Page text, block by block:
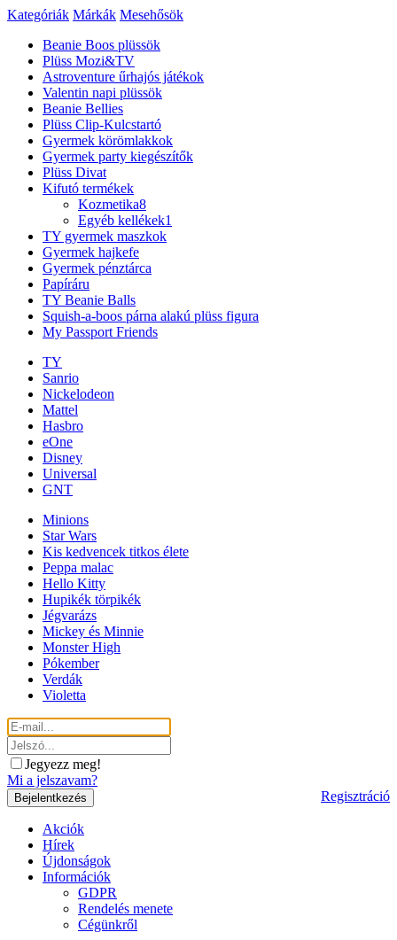
Kategóriák Márkák Mesehősök
Beanie Boos plüssök
Plüss Mozi&TV
Astroventure űrhajós játékok
Valentin napi plüssök
Beanie Bellies
Plüss Clip-Kulcstartó
Gyermek körömlakkok
Gyermek party kiegészítők
Plüss Divat
Kifutó termékek
Kozmetika8
Egyéb kellékek1
TY gyermek maszkok
Gyermek hajkefe
Gyermek pénztárca
Papíráru
TY Beanie Balls
Squish-a-boos párna alakú plüss figura
My Passport Friends
TY
Sanrio
Nickelodeon
Mattel
Hasbro
eOne
Disney
Universal
GNT
Minions
Star Wars
Kis kedvencek titkos élete
Peppa malac
Hello Kitty
Hupikék törpikék
Jégvarázs
Mickey és Minnie
Monster High
Pókember
Verdák
Violetta
Jegyezz meg!
Mi a jelszavam?
Regisztráció
Akciók
Hírek
Újdonságok
Információk
GDPR
Rendelés menete
Cégünkről